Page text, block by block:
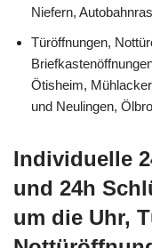
Niefern,
Türöffnungen,
Ötisheim,
und Neulingen,
Individuelle
und 24h
um die Uhr,